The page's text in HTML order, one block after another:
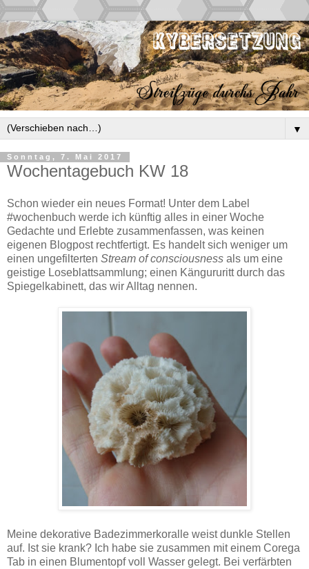
▼
Sonntag, 7. Mai 2017
Wochentagebuch KW 18
Schon wieder ein neues Format! Unter dem Label
#wochenbuch werde ich künftig alles in einer Woche
Gedachte und Erlebte zusammenfassen, was keinen
eigenen Blogpost rechtfertigt. Es handelt sich weniger um
einen ungefilterten Stream of consciousness als um eine
geistige Loseblattsammlung; einen Kängururitt durch das
Spiegelkabinett, das wir Alltag nennen.
Meine dekorative Badezimmerkoralle weist dunkle Stellen
auf. Ist sie krank? Ich habe sie zusammen mit einem Corega
Tab in einen Blumentopf voll Wasser gelegt. Bei verfärbten